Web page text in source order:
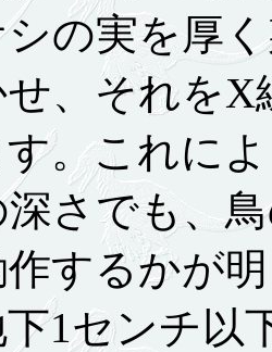
の実を厚く
せ、それをX
。これによ
さでも、
するかが
1センチ以